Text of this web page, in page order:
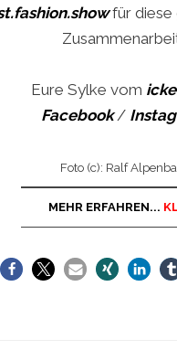
für diese
Eure Sylke vom
Facebook/
Foto (c): Ralf
MEHR ERFAHREN...